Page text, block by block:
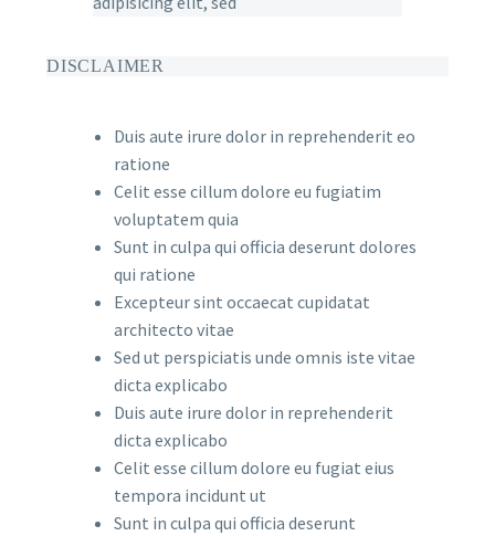
DISCLAIMER
Duis aute irure dolor in reprehenderit eo
ratione
Celit esse cillum dolore eu fugiatim
voluptatem quia
Sunt in culpa qui officia deserunt dolores
qui ratione
Excepteur sint occaecat cupidatat
architecto vitae
Sed ut perspiciatis unde omnis iste vitae
dicta explicabo
Duis aute irure dolor in reprehenderit
dicta explicabo
Celit esse cillum dolore eu fugiat eius
tempora incidunt ut
Sunt in culpa qui officia deserunt